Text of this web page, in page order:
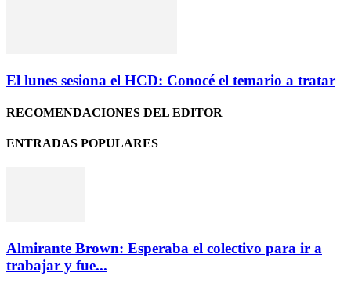
El lunes sesiona el HCD: Conocé el temario a tratar
RECOMENDACIONES DEL EDITOR
ENTRADAS POPULARES
Almirante Brown: Esperaba el colectivo para ir a
trabajar y fue...